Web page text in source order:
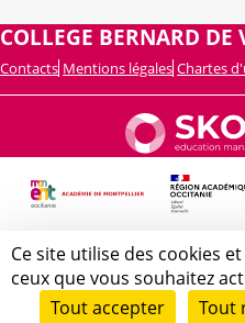
COLLEGE BERNARD DE
Contacts Mentions légales Chartes
Ce site utilise des cookies
ceux que vous souhaitez
Tout accepter
Tout